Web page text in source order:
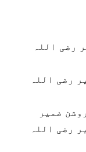
رضی اللہ
رضی اللہ
ضمیر
رضی اللہ